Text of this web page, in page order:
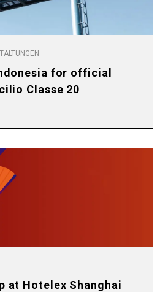
for official
Classe 20
at Hotelex Shanghai